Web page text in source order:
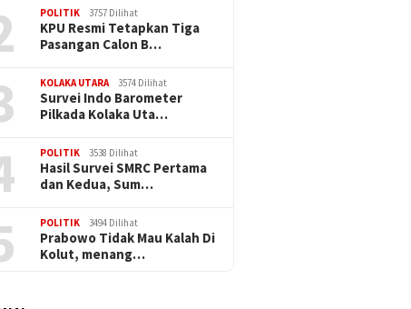
POLITIK 3757 Dilihat
KPU Resmi Tetapkan Tiga
Pasangan Calon B…
KOLAKA UTARA 3574 Dilihat
Survei Indo Barometer
Pilkada Kolaka Uta…
POLITIK 3538 Dilihat
Hasil Survei SMRC Pertama
dan Kedua, Sum…
POLITIK 3494 Dilihat
Prabowo Tidak Mau Kalah Di
Kolut, menang…